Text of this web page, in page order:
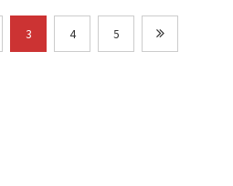
3 4 5